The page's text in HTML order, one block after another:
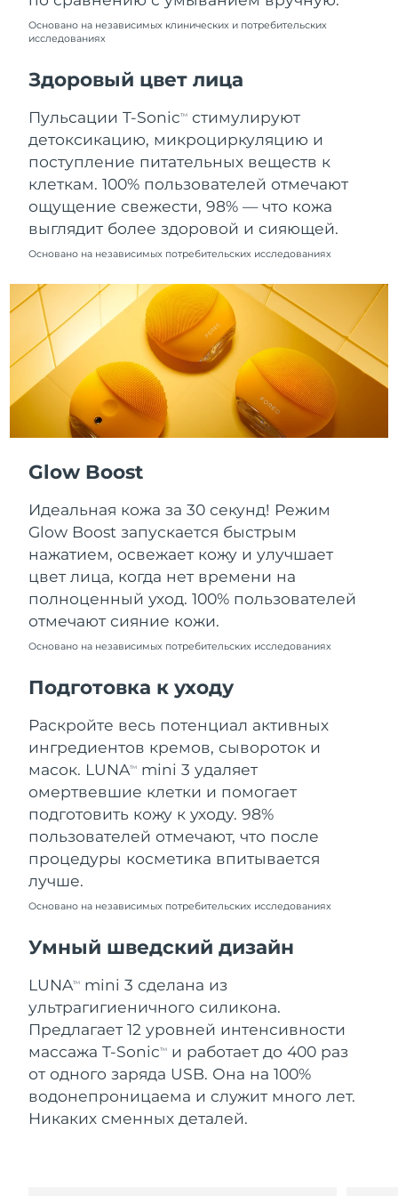
Основано на независимых клинических и потребительских
исследованиях
Здоровый цвет лица
Пульсации T-SonicTM
стимулируют
детоксикацию, микроциркуляцию и
поступление питательных веществ к
клеткам. 100% пользователей отмечают
ощущение свежести, 98% — что кожа
выглядит более здоровой и сияющей.
Основано на независимых потребительских исследованиях
Glow Boost
Идеальная кожа за 30 секунд! Режим
Glow Boost запускается быстрым
нажатием, освежает кожу и улучшает
цвет лица, когда нет времени на
полноценный уход. 100% пользователей
отмечают сияние кожи.
Основано на независимых потребительских исследованиях
Подготовка к уходу
Раскройте весь потенциал активных
ингредиентов кремов, сывороток и
масок. LUNATM
mini 3 удаляет
омертвевшие клетки и помогает
подготовить кожу к уходу. 98%
пользователей отмечают, что после
процедуры косметика впитывается
лучше.
Основано на независимых потребительских исследованиях
Умный шведский дизайн
LUNATM
mini 3 сделана из
ультрагигиеничного силикона.
Предлагает 12 уровней интенсивности
массажа T-SonicTM
и работает до 400 раз
от одного заряда USB. Она на 100%
водонепроницаема и служит много лет.
Никаких сменных деталей.
10.08.2026
Норвегия
Ожидаемая дата доставки
09.08.2026
Оман
Ожидаемая дата доставки
Ожидаемая дата доставки
Польша
Ожидаемая дата доставки
10.08.2026
Португалия
Ожидаемая дата доставки
09.08.2026
Пуэрто-Рико
Ожидаемая дата доставки
11.08.2026
Катар
Реюньон
Ожидаемая дата доставки
Румыния
Ожидаемая дата доставки
09.08.2026
Россия
Ожидаемая дата доставки
17.08.2026
Саудовская Аравия
Ожидаемая дата доставки
Сингапур
Ожидаемая дата доставки
11.08.2026
Словакия
Ожидаемая дата доставки
Словения
Ожидаемая дата доставки
09.08.2026
Южно-Африканская
Ожидаемая дата доставки
Испания
Ожидаемая дата доставки
09.08.2026
Швеция
Ожидаемая дата доставки
09.08.2026
Швейцария
Ожидаемая дата доставки